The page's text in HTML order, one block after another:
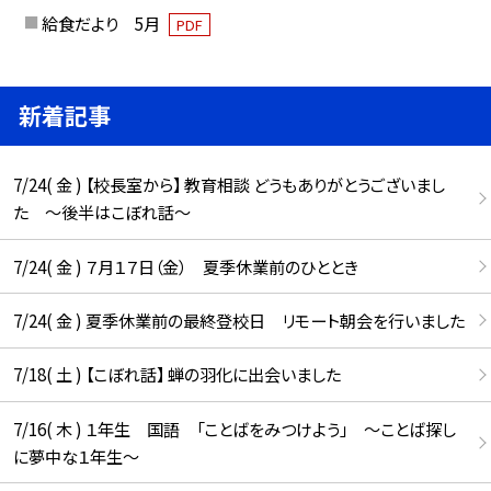
給食だより 5月 PDF
新着記事
7/24( 金 ) 【校長室から】 教育相談 どうもありがとうございまし
た ～後半はこぼれ話～
7/24( 金 ) ７月１７日（金） 夏季休業前のひととき
7/24( 金 ) 夏季休業前の最終登校日 リモート朝会を行いました
7/18( 土 ) 【こぼれ話】 蝉の羽化に出会いました
7/16( 木 ) １年生 国語 「ことばをみつけよう」 ～ことば探し
に夢中な１年生～